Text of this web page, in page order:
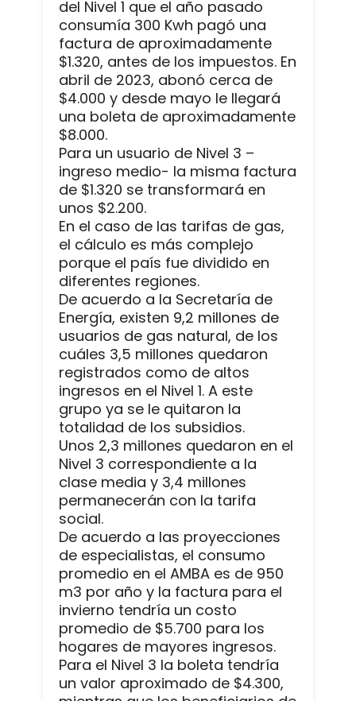
del Nivel 1 que el año pasado
consumía 300 Kwh pagó una
factura de aproximadamente
$1.320, antes de los impuestos. En
abril de 2023, abonó cerca de
$4.000 y desde mayo le llegará
una boleta de aproximadamente
$8.000.
Para un usuario de Nivel 3 –
ingreso medio- la misma factura
de $1.320 se transformará en
unos $2.200.
En el caso de las tarifas de gas,
el cálculo es más complejo
porque el país fue dividido en
diferentes regiones.
De acuerdo a la Secretaría de
Energía, existen 9,2 millones de
usuarios de gas natural, de los
cuáles 3,5 millones quedaron
registrados como de altos
ingresos en el Nivel 1. A este
grupo ya se le quitaron la
totalidad de los subsidios.
Unos 2,3 millones quedaron en el
Nivel 3 correspondiente a la
clase media y 3,4 millones
permanecerán con la tarifa
social.
De acuerdo a las proyecciones
de especialistas, el consumo
promedio en el AMBA es de 950
m3 por año y la factura para el
invierno tendría un costo
promedio de $5.700 para los
hogares de mayores ingresos.
Para el Nivel 3 la boleta tendría
un valor aproximado de $4.300,